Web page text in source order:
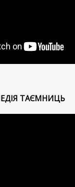
ТАЄМНИЦЬ